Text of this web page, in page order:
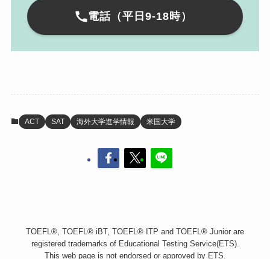
電話（平日9-18時）
ACT SAT 海外大学進学情報 米国大学
TOEFL®, TOEFL® iBT, TOEFL® ITP and TOEFL® Junior are
registered trademarks of Educational Testing Service(ETS).
This web page is not endorsed or approved by ETS.